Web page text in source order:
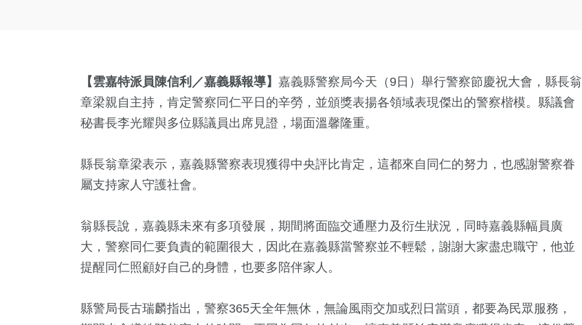
【雲嘉特派員陳信利／嘉義縣報導】 嘉義縣警察局今天（9日）舉行警察節慶祝大會，縣長翁
章梁親自主持，肯定警察同仁平日的辛勞，並頒獎表揚各領域表現傑出的警察楷模。縣議會
秘書長李光耀與多位縣議員出席見證，場面溫馨隆重。
縣長翁章梁表示，嘉義縣警察表現獲得中央評比肯定，這都來自同仁的努力，也感謝警察眷
屬支持家人守護社會。
翁縣長說，嘉義縣未來有多項發展，期間將面臨交通壓力及衍生狀況，同時嘉義縣幅員廣
大，警察同仁要負責的範圍很大，因此在嘉義縣當警察並不輕鬆，謝謝大家盡忠職守，他並
提醒同仁照顧好自己的身體，也要多陪伴家人。
縣警局長古瑞麟指出，警察365天全年無休，無論風雨交加或烈日當頭，都要為民眾服務，